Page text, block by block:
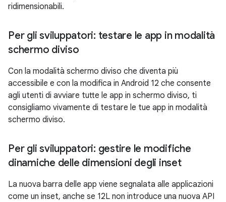
ridimensionabili.
Per gli sviluppatori: testare le app in modalità
schermo diviso
Con la modalità schermo diviso che diventa più
accessibile e con la modifica in Android 12 che consente
agli utenti di avviare tutte le app in schermo diviso, ti
consigliamo vivamente di testare le tue app in modalità
schermo diviso.
Per gli sviluppatori: gestire le modifiche
dinamiche delle dimensioni degli inset
La nuova barra delle app viene segnalata alle applicazioni
come un inset, anche se 12L non introduce una nuova API